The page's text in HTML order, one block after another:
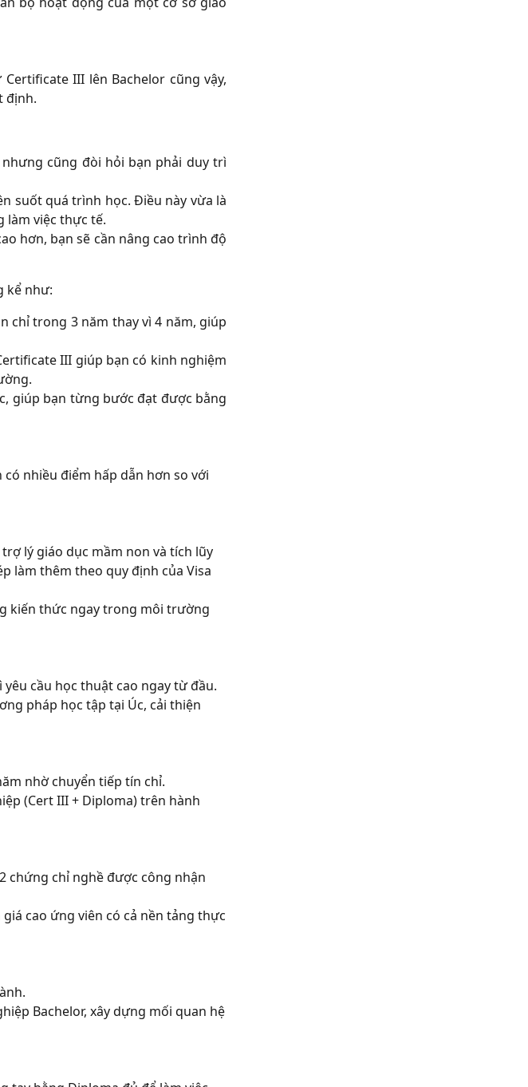
III lên Bachelor cũng vậy,
định.
cũng đòi hỏi bạn phải duy trì
suốt quá trình học. Điều này vừa là
làm việc thực tế.
hơn, bạn sẽ cần nâng cao trình độ
kể như:
chỉ trong 3 năm thay vì 4 năm, giúp
III giúp bạn có kinh nghiệm
giúp bạn từng bước đạt được bằng
có nhiều điểm hấp dẫn hơn so với
lý giáo dục mầm non và tích lũy
làm thêm theo quy định của Visa
kiến thức ngay trong môi trường
cầu học thuật cao ngay từ đầu.
pháp học tập tại Úc, cải thiện
nhờ chuyển tiếp tín chỉ.
(Cert III + Diploma) trên hành
chứng chỉ nghề được công nhận
cao ứng viên có cả nền tảng thực
Bachelor, xây dựng mối quan hệ